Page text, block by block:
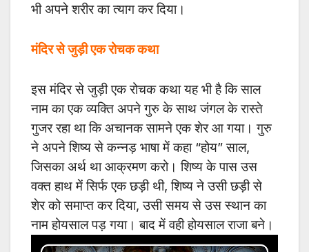
भी अपने शरीर का त्याग कर दिया।
मंदिर से जुड़ी एक रोचक कथा
इस मंदिर से जुड़ी एक रोचक कथा यह भी है कि साल
नाम का एक व्यक्ति अपने गुरु के साथ जंगल के रास्ते
गुजर रहा था कि अचानक सामने एक शेर आ गया। गुरु
ने अपने शिष्य से कन्नड़ भाषा में कहा “होय” साल,
जिसका अर्थ था आक्रमण करो। शिष्य के पास उस
वक्त हाथ में सिर्फ एक छड़ी थी, शिष्य ने उसी छड़ी से
शेर को समाप्त कर दिया, उसी समय से उस स्थान का
नाम होयसाल पड़ गया। बाद में वही होयसाल राजा बने।